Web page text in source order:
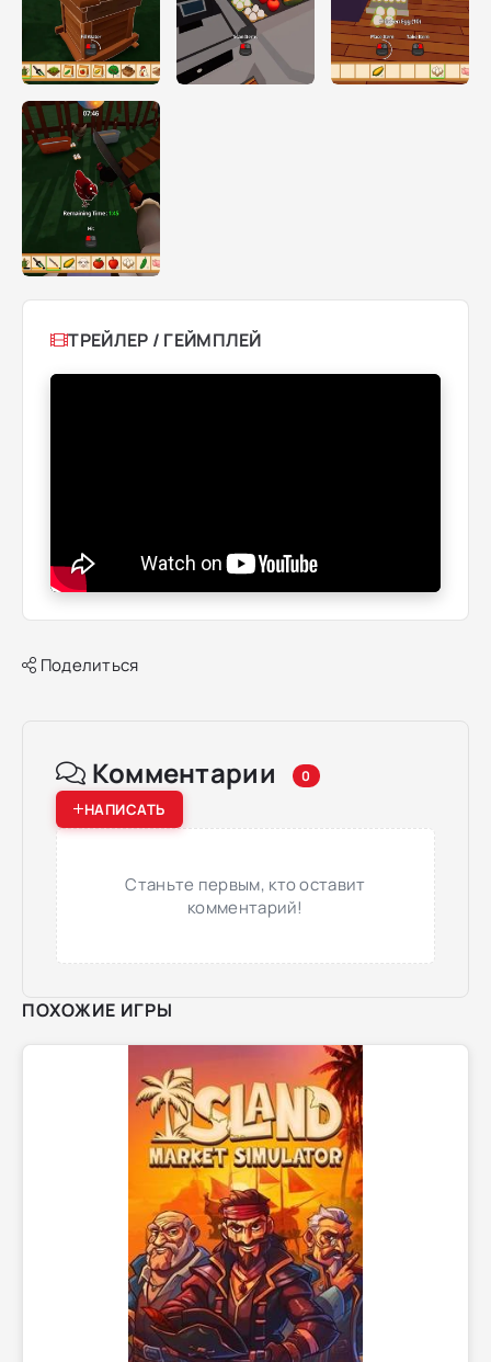
ТРЕЙЛЕР / ГЕЙМПЛЕЙ
Поделиться
Комментарии 0
НАПИСАТЬ
Станьте первым, кто оставит
комментарий!
ПОХОЖИЕ ИГРЫ